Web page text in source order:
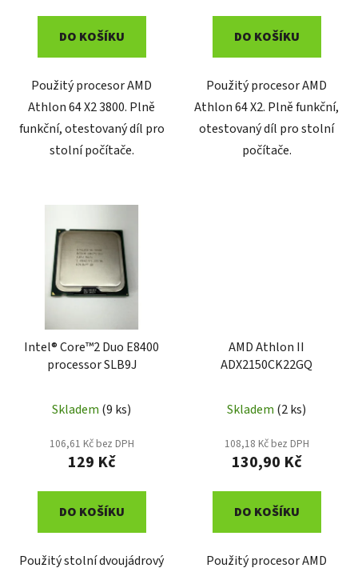
DO KOŠÍKU
Použitý procesor AMD
Athlon 64 X2 3800. Plně
funkční, otestovaný díl pro
stolní počítače.
DO KOŠÍKU
Použitý procesor AMD
Athlon 64 X2. Plně funkční,
otestovaný díl pro stolní
počítače.
Intel® Core™2 Duo E8400
processor SLB9J
Skladem (9 ks)
106,61 Kč bez DPH
129 Kč
DO KOŠÍKU
Použitý stolní dvoujádrový
AMD Athlon II
ADX2150CK22GQ
Skladem (2 ks)
108,18 Kč bez DPH
130,90 Kč
DO KOŠÍKU
Použitý procesor AMD